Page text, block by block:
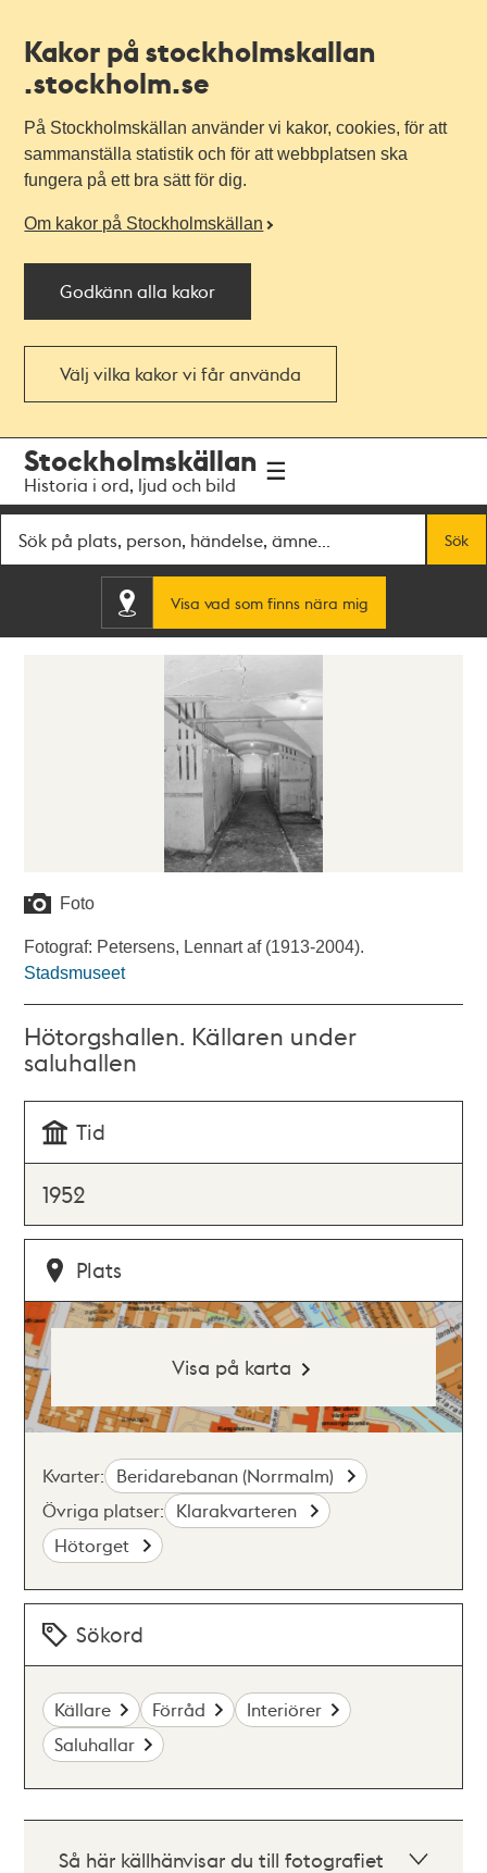
Kakor på stockholmskallan
.stockholm.se
På Stockholmskällan använder vi kakor, cookies, för att
sammanställa statistik och för att webbplatsen ska
fungera på ett bra sätt för dig.
Om kakor på Stockholmskällan
Godkänn alla kakor
Välj vilka kakor vi får använda
navigationen
huvudinnehållet
Stockholmskällan
Historia i ord, ljud och bild
Sök
Visa vad som finns nära mig
Foto
Fotograf: Petersens, Lennart af (1913-2004).
Stadsmuseet
Hötorgshallen. Källaren under
saluhallen
Tid
1952
Plats
Visa på karta
Kvarter: Beridarebanan (Norrmalm)
Övriga platser: Klarakvarteren
Hötorget
Sökord
Källare Förråd
Interiörer
Saluhallar
Så här källhänvisar du till fotografiet